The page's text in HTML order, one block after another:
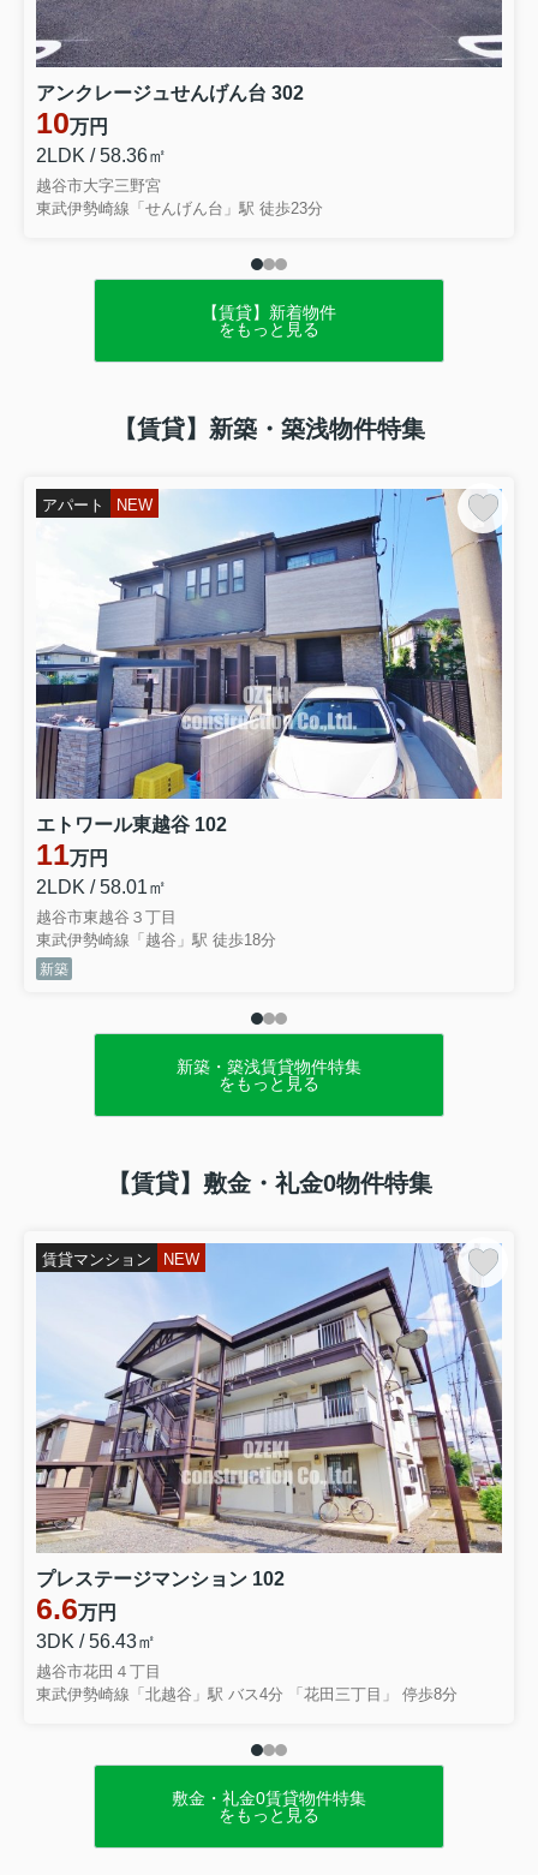
アンクレージュせんげん台 302
10万円
2LDK / 58.36㎡
越谷市大字三野宮
東武伊勢崎線「せんげん台」駅 徒歩23分
【賃貸】新着物件
をもっと見る
【賃貸】新築・築浅物件特集
アパート NEW
エトワール東越谷 102
11万円
2LDK / 58.01㎡
越谷市東越谷３丁目
東武伊勢崎線「越谷」駅 徒歩18分
新築
新築・築浅賃貸物件特集
をもっと見る
【賃貸】敷金・礼金0物件特集
賃貸マンション NEW
プレステージマンション 102
6.6万円
3DK / 56.43㎡
越谷市花田４丁目
東武伊勢崎線「北越谷」駅 バス4分 「花田三丁目」 停歩8分
敷金・礼金0賃貸物件特集
をもっと見る